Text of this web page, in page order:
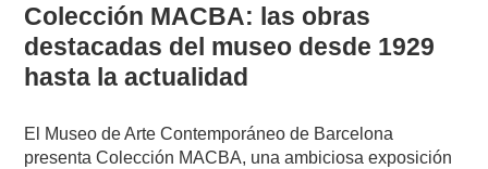
Colección MACBA: las obras
destacadas del museo desde 1929
hasta la actualidad
El Museo de Arte Contemporáneo de Barcelona
presenta Colección MACBA, una ambiciosa exposición